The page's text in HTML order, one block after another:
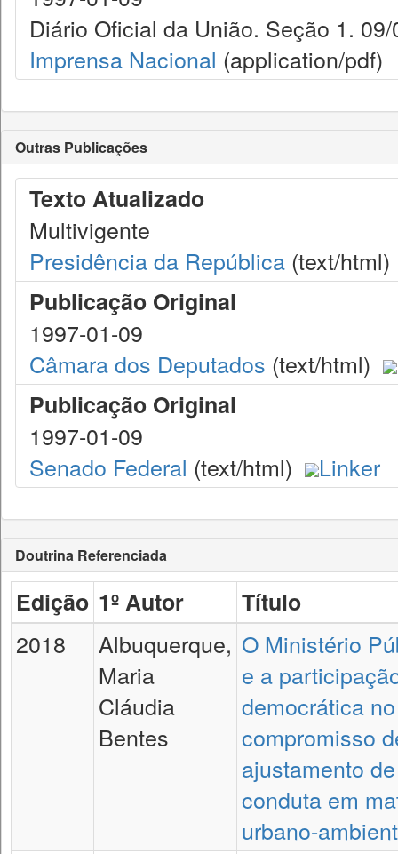
Diário Oficial da União. Seção 1.
Imprensa Nacional (application/pdf)
Outras Publicações
Texto Atualizado
Multivigente
Presidência da República (text/html)
Publicação Original
1997-01-09
Câmara dos Deputados (text/html)
Publicação Original
1997-01-09
Senado Federal (text/html) Linker
Doutrina Referenciada
Edição 1º Autor
Título
2018
Albuquerque,
Maria
Cláudia
Bentes
O Ministério
e a
democrática no
compromisso
ajustamento de
conduta em
urbano-